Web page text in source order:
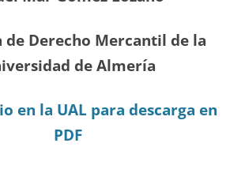
de Derecho Mercantil de la
de Almería
en la UAL para descarga en
PDF